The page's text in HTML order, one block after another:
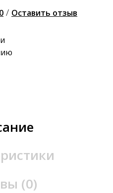
/ Оставить отзыв
(0)